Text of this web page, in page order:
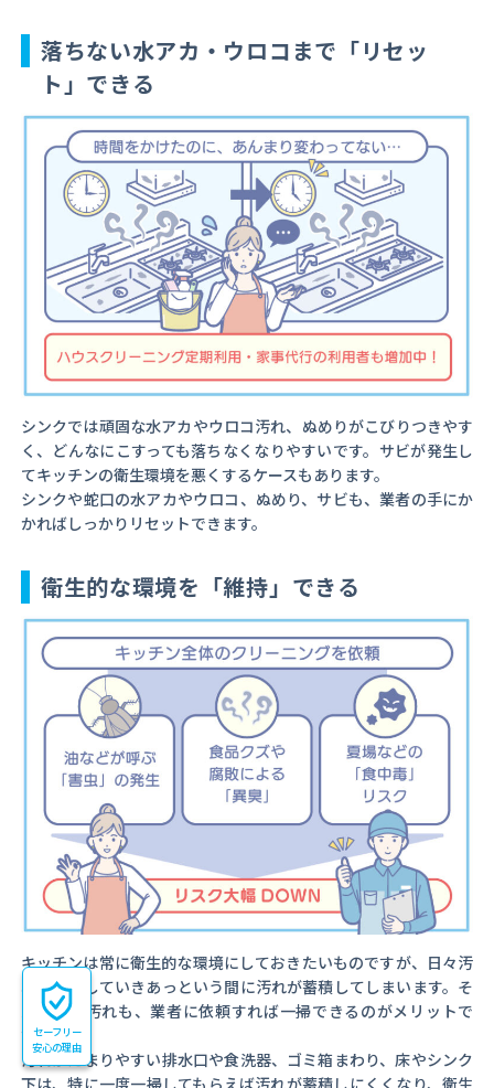
落ちない水アカ・ウロコまで「リセッ
ト」できる
シンクでは頑固な水アカやウロコ汚れ、ぬめりがこびりつきやす
く、どんなにこすっても落ちなくなりやすいです。サビが発生し
てキッチンの衛生環境を悪くするケースもあります。
シンクや蛇口の水アカやウロコ、ぬめり、サビも、業者の手にか
かればしっかりリセットできます。
衛生的な環境を「維持」できる
キッチンは常に衛生的な環境にしておきたいものですが、日々汚
れが蓄積していきあっという間に汚れが蓄積してしまいます。そ
んな蓄積汚れも、業者に依頼すれば一掃できるのがメリットで
す。
汚れがたまりやすい排水口や食洗器、ゴミ箱まわり、床やシンク
下は、特に一度一掃してもらえば汚れが蓄積しにくくなり、衛生
セーフリー
安心の理由